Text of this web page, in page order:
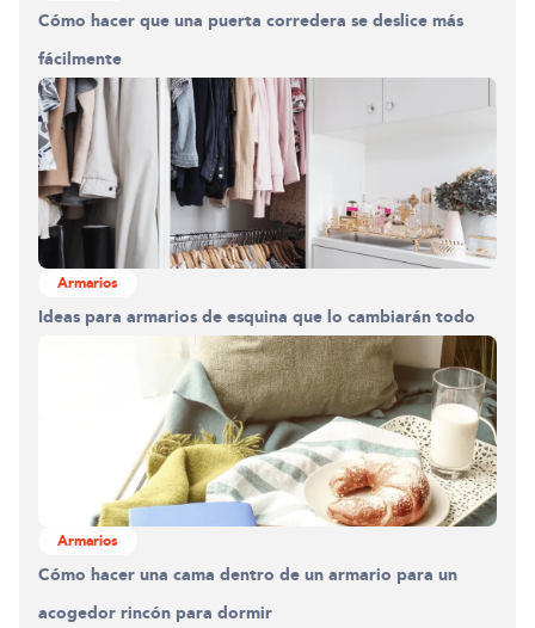
Cómo hacer que una puerta corredera se deslice más
fácilmente
Armarios
Ideas para armarios de esquina que lo cambiarán todo
Armarios
Cómo hacer una cama dentro de un armario para un
acogedor rincón para dormir